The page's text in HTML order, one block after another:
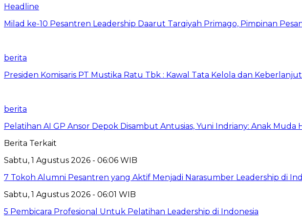
Headline
Milad ke-10 Pesantren Leadership Daarut Tarqiyah Primago, Pimpinan
berita
Presiden Komisaris PT Mustika Ratu Tbk : Kawal Tata Kelola dan
berita
Pelatihan AI GP Ansor Depok Disambut Antusias, Yuni Indriany: Anak Muda
Berita Terkait
Sabtu, 1 Agustus 2026 - 06:06 WIB
7 Tokoh Alumni Pesantren yang Aktif Menjadi Narasumber Leadership di
Sabtu, 1 Agustus 2026 - 06:01 WIB
5 Pembicara Profesional Untuk Pelatihan Leadership di Indonesia